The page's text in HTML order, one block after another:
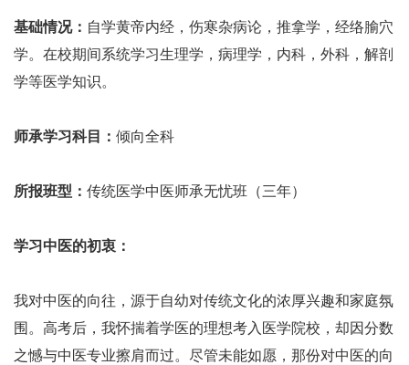
基础情况： 自学黄帝内经，伤寒杂病论，推拿学，经络腧穴
学。在校期间系统学习生理学，病理学，内科，外科，解剖
学等医学知识。
师承学习科目： 倾向全科
所报班型： 传统医学中医师承无忧班（三年）
学习中医的初衷：
我对中医的向往，源于自幼对传统文化的浓厚兴趣和家庭氛
围。高考后，我怀揣着学医的理想考入医学院校，却因分数
之憾与中医专业擦肩而过。尽管未能如愿，那份对中医的向